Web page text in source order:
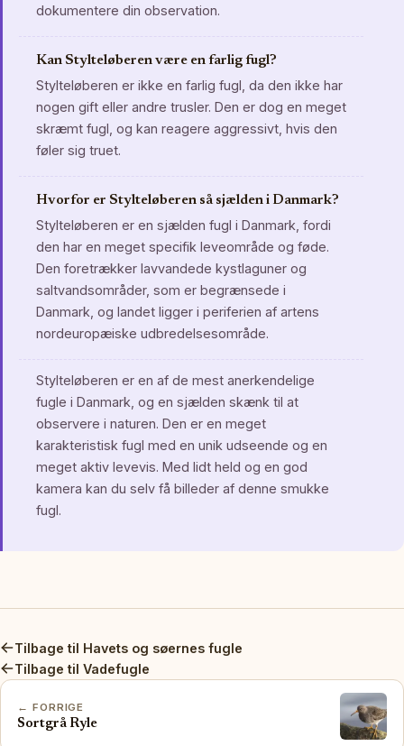
dokumentere din observation.
Kan Stylteløberen være en farlig fugl?
Stylteløberen er ikke en farlig fugl, da den ikke har
nogen gift eller andre trusler. Den er dog en meget
skræmt fugl, og kan reagere aggressivt, hvis den
føler sig truet.
Hvorfor er Stylteløberen så sjælden i Danmark?
Stylteløberen er en sjælden fugl i Danmark, fordi
den har en meget specifik leveområde og føde.
Den foretrækker lavvandede kystlaguner og
saltvandsområder, som er begrænsede i
Danmark, og landet ligger i periferien af artens
nordeuropæiske udbredelsesområde.
Stylteløberen er en af de mest anerkendelige
fugle i Danmark, og en sjælden skænk til at
observere i naturen. Den er en meget
karakteristisk fugl med en unik udseende og en
meget aktiv levevis. Med lidt held og en god
kamera kan du selv få billeder af denne smukke
fugl.
Tilbage til Havets og søernes fugle
Tilbage til Vadefugle
← FORRIGE
Sortgrå Ryle